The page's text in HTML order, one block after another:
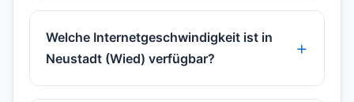
Welche Internetgeschwindigkeit ist in
Neustadt (Wied) verfügbar?